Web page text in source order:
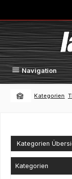
Zum Hauptinhalt
Navigation
Kategorien
Kategorien
Kategorien